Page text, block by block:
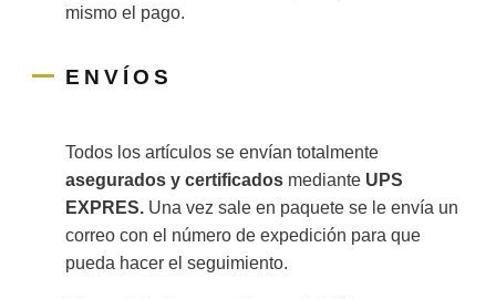
mismo el pago.
ENVÍOS
Todos los artículos se envían totalmente
asegurados y certificados mediante UPS
EXPRES. Una vez sale en paquete se le envía un
correo con el número de expedición para que
pueda hacer el seguimiento.